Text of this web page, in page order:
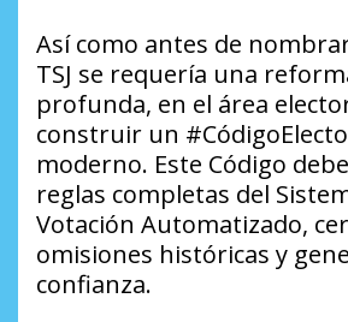
Así como antes de
TSJ se requería una
profunda, en el área
construir un
moderno. Este Código
reglas completas del
Votación Automatizado,
omisiones históricas y
confianza.